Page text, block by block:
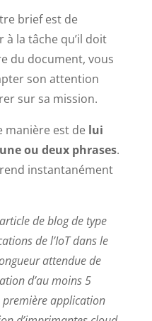
brief est de
la tâche qu’il doit
du document, vous
son attention
sur sa mission.
manière est de lui
ou deux phrases.
instantanément
de blog de type
de l’IoT dans le
attendue de
d’au moins 5
application